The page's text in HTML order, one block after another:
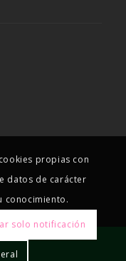
propias con
datos de carácter
conocimiento.
solo notificación